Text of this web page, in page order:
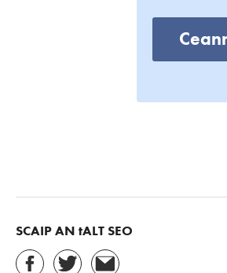
SCAIP AN tALT SEO